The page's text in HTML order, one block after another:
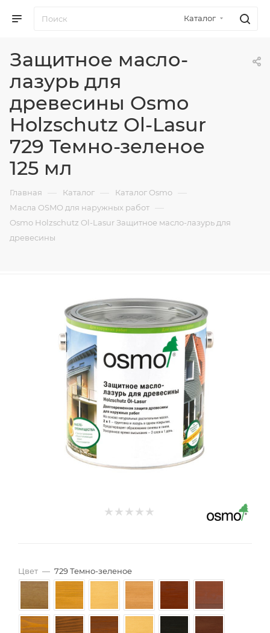
Каталог
Защитное масло-
лазурь для
древесины Osmo
Holzschutz Ol-Lasur
729 Темно-зеленое
125 мл
Главная — Каталог — Каталог Osmo —
Масла OSMO для наружных работ —
Osmo Holzschutz Ol-Lasur Защитное масло-лазурь для
древесины
Цвет — 729 Темно-зеленое